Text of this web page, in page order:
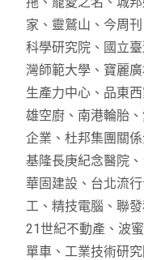
家、靈鷲山、今周
科學研究院、國立
灣師範大學、寶麗
生產力中心、品東
雄空廚、南港輪胎
企業、杜邦集團關
基隆長庚紀念醫院
華固建設、台北流
工、精技電腦、聯
21世紀不動產、波
單車、工業技術研